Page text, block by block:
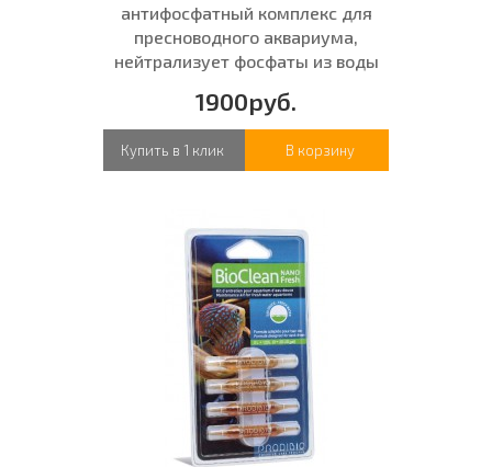
антифосфатный комплекс для
пресноводного аквариума,
нейтрализует фосфаты из воды
1900руб.
Купить в 1 клик В корзину